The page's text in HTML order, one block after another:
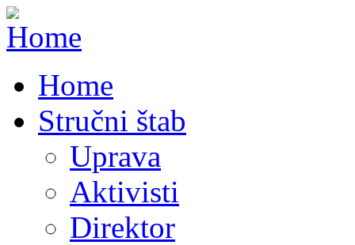
Home
Stručni štab
Uprava
Aktivisti
Direktor